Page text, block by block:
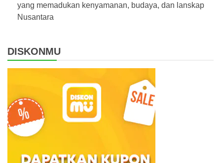
yang memadukan kenyamanan, budaya, dan lanskap
Nusantara
DISKONMU